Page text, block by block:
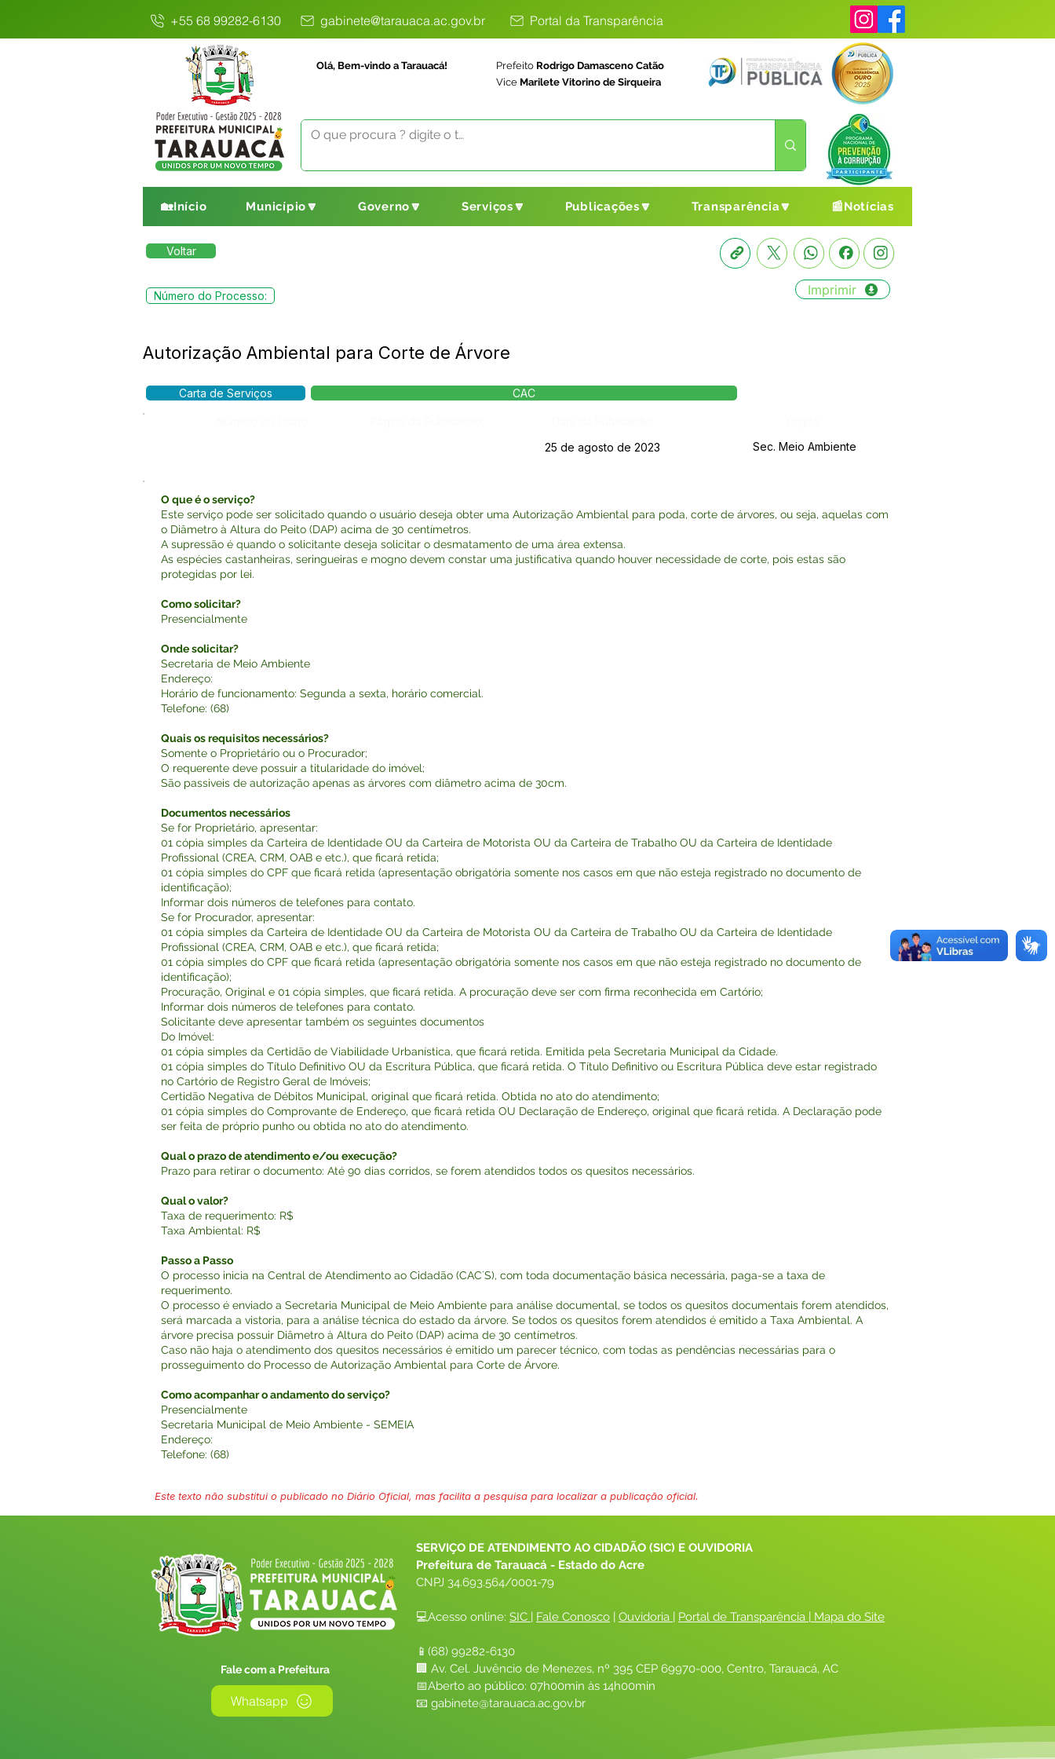
+55 68 99282-6130 gabinete@tarauaca.ac.gov.br Portal da Transparência
Olá, Bem-vindo a Tarauacá! Prefeito Rodrigo Damasceno Catão
Vice Marilete Vitorino de Sirqueira
🏡Início Município🔽 Governo🔽 Serviços🔽 Publicações🔽 Transparência🔽 📰Notícias
Voltar
Número do Processo: Imprimir
Autorização Ambiental para Corte de Árvore
Carta de Serviços CAC
25 de agosto de 2023
Sec. Meio Ambiente
O que é o serviço?
Este serviço pode ser solicitado quando o usuário deseja obter uma Autorização Ambiental para poda, corte de árvores, ou seja, aquelas com
o Diâmetro à Altura do Peito (DAP) acima de 30 centímetros.
A supressão é quando o solicitante deseja solicitar o desmatamento de uma área extensa.
As espécies castanheiras, seringueiras e mogno devem constar uma justificativa quando houver necessidade de corte, pois estas são
protegidas por lei.
Como solicitar?
Presencialmente
Onde solicitar?
Secretaria de Meio Ambiente
Endereço:
Horário de funcionamento: Segunda a sexta, horário comercial.
Telefone: (68)
Quais os requisitos necessários?
Somente o Proprietário ou o Procurador;
O requerente deve possuir a titularidade do imóvel;
São passiveis de autorização apenas as árvores com diâmetro acima de 30cm.
Documentos necessários
Se for Proprietário, apresentar:
01 cópia simples da Carteira de Identidade OU da Carteira de Motorista OU da Carteira de Trabalho OU da Carteira de Identidade
Profissional (CREA, CRM, OAB e etc.), que ficará retida;
01 cópia simples do CPF que ficará retida (apresentação obrigatória somente nos casos em que não esteja registrado no documento de
identificação);
Informar dois números de telefones para contato.
Se for Procurador, apresentar:
01 cópia simples da Carteira de Identidade OU da Carteira de Motorista OU da Carteira de Trabalho OU da Carteira de Identidade
Profissional (CREA, CRM, OAB e etc.), que ficará retida;
01 cópia simples do CPF que ficará retida (apresentação obrigatória somente nos casos em que não esteja registrado no documento de
identificação);
Procuração, Original e 01 cópia simples, que ficará retida. A procuração deve ser com firma reconhecida em Cartório;
Informar dois números de telefones para contato.
Solicitante deve apresentar também os seguintes documentos
Do Imóvel:
01 cópia simples da Certidão de Viabilidade Urbanística, que ficará retida. Emitida pela Secretaria Municipal da Cidade.
01 cópia simples do Título Definitivo OU da Escritura Pública, que ficará retida. O Título Definitivo ou Escritura Pública deve estar registrado
no Cartório de Registro Geral de Imóveis;
Certidão Negativa de Débitos Municipal, original que ficará retida. Obtida no ato do atendimento;
01 cópia simples do Comprovante de Endereço, que ficará retida OU Declaração de Endereço, original que ficará retida. A Declaração pode
ser feita de próprio punho ou obtida no ato do atendimento.
Qual o prazo de atendimento e/ou execução?
Prazo para retirar o documento: Até 90 dias corridos, se forem atendidos todos os quesitos necessários.
Qual o valor?
Taxa de requerimento: R$
Taxa Ambiental: R$
Passo a Passo
O processo inicia na Central de Atendimento ao Cidadão (CAC´S), com toda documentação básica necessária, paga-se a taxa de
requerimento.
O processo é enviado a Secretaria Municipal de Meio Ambiente para análise documental, se todos os quesitos documentais forem atendidos,
será marcada a vistoria, para a análise técnica do estado da árvore. Se todos os quesitos forem atendidos é emitido a Taxa Ambiental. A
árvore precisa possuir Diâmetro à Altura do Peito (DAP) acima de 30 centímetros.
Caso não haja o atendimento dos quesitos necessários é emitido um parecer técnico, com todas as pendências necessárias para o
prosseguimento do Processo de Autorização Ambiental para Corte de Árvore.
Como acompanhar o andamento do serviço?
Presencialmente
Secretaria Municipal de Meio Ambiente - SEMEIA
Endereço:
Telefone: (68)
Este texto não substitui o publicado no Diário Oficial, mas facilita a pesquisa para localizar a publicação oficial.
Fale com a Prefeitura
Whatsapp
SERVIÇO DE ATENDIMENTO AO CIDADÃO (SIC) E OUVIDORIA
Prefeitura de Tarauacá - Estado do Acre
CNPJ 34.693.564/0001-79
💻Acesso online: SIC | Fale Conosco | Ouvidoria | Portal de Transparência | Mapa do Site
📱(68) 99282-6130
🏢 Av. Cel. Juvêncio de Menezes, nº 395 CEP 69970-000, Centro, Tarauacá, AC
📅Aberto ao público: 07h00min às 14h00min
📧 gabinete@tarauaca.ac.gov.br